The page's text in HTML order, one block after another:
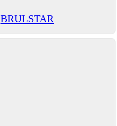
BRULSTAR